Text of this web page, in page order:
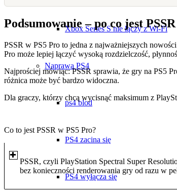
Xbox Series S nie łączy z Wi-Fi
Naprawa PS4
ps4 blod
PS4 zacina się
PS4 wyłącza się
Podsumowanie – po co jest
PSSR w PS5 Pro to jedna z najważniejszych
Pro może lepiej łączyć wysoką rozdzielczość,
Najprościej mówiąc: PSSR sprawia, że gry na PS5
różnica może być bardzo widoczna.
Dla graczy, którzy chcą wycisnąć maksimum z
Co to jest PSSR w PS5 Pro?
PSSR, czyli PlayStation Spectral Super
bez konieczności renderowania gry od razu w